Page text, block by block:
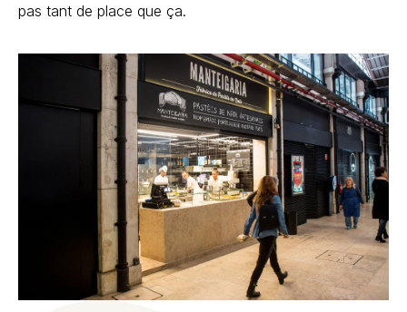
pas tant de place que ça.